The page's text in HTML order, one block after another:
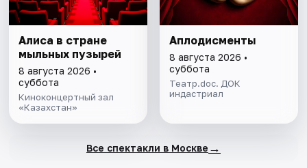
Алиса в стране
мыльных пузырей
8 августа 2026 •
суббота
Киноконцертный зал
«Казахстан»
Аплодисменты
8 августа 2026 •
суббота
Театр.doc. ДОК
индастриал
Все спектакли в Москве →